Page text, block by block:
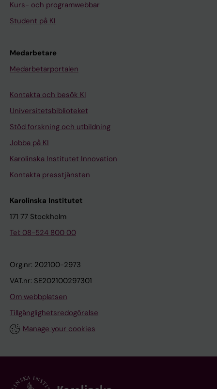
Kurs- och programwebbar
Student på KI
Medarbetare
Medarbetarportalen
Kontakta och besök KI
Universitetsbiblioteket
Stöd forskning och utbildning
Jobba på KI
Karolinska Institutet Innovation
Kontakta presstjänsten
Karolinska Institutet
171 77 Stockholm
Tel: 08-524 800 00
Org.nr: 202100-2973
VAT.nr: SE202100297301
Om webbplatsen
Tillgänglighetsredogörelse
Manage your cookies